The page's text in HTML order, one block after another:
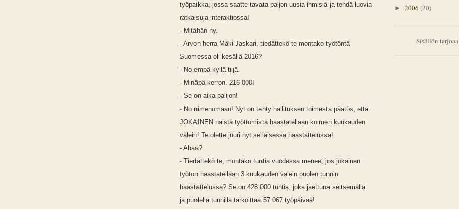
työpaikka, jossa saatte tavata paljon uusia ihmisiä ja tehdä luovia
ratkaisuja interaktiossa!
- Mitähän ny.
- Arvon herra Mäki-Jaskari, tiedättekö te montako työtöntä
Suomessa oli kesällä 2016?
- No empä kyllä tiijä.
- Minäpä kerron. 216 000!
- Se on aika palijon!
- No nimenomaan! Nyt on tehty hallituksen toimesta päätös, että
JOKAINEN näistä työttömistä haastatellaan kolmen kuukauden
välein! Te olette juuri nyt sellaisessa haastattelussa!
- Ahaa?
- Tiedättekö te, montako tuntia vuodessa menee, jos jokainen
työtön haastatellaan 3 kuukauden välein puolen tunnin
haastattelussa? Se on 428 000 tuntia, joka jaettuna seitsemällä
ja puolella tunnilla tarkoittaa 57 067 työpäivää!
► 2006 (20)
Sisällön tarjoaa